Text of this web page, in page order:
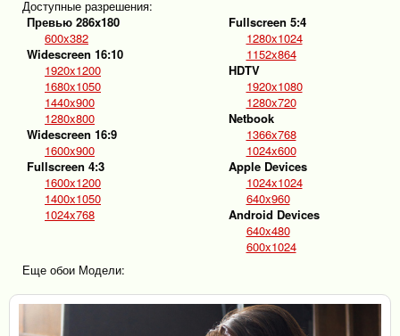
Доступные разрешения:
Превью 286x180
600x382
Widescreen 16:10
1920x1200
1680x1050
1440x900
1280x800
Widescreen 16:9
1600x900
Fullscreen 4:3
1600x1200
1400x1050
1024x768
Fullscreen 5:4
1280x1024
1152x864
HDTV
1920x1080
1280x720
Netbook
1366x768
1024x600
Apple Devices
1024x1024
640x960
Android Devices
640x480
600x1024
Еще обои Модели: